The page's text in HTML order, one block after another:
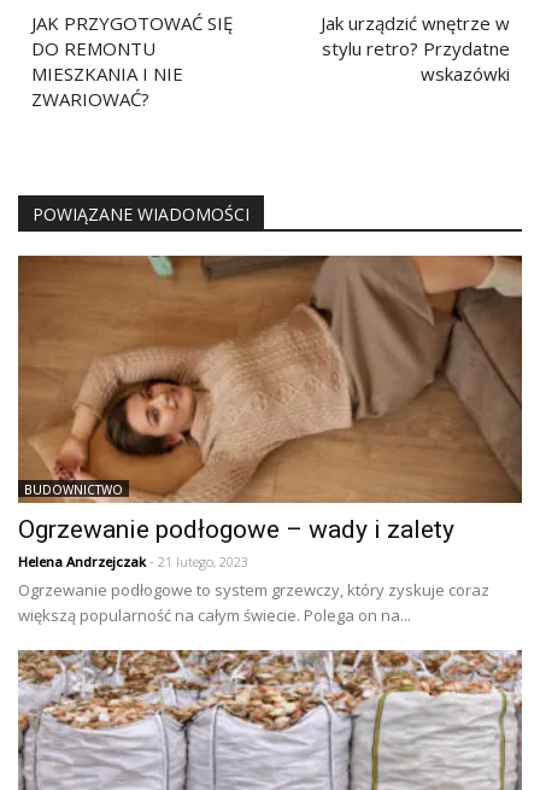
wpisu
JAK PRZYGOTOWAĆ SIĘ
DO REMONTU
MIESZKANIA I NIE
ZWARIOWAĆ?
Jak urządzić wnętrze w
stylu retro? Przydatne
wskazówki
POWIĄZANE WIADOMOŚCI
BUDOWNICTWO
Ogrzewanie podłogowe – wady i zalety
Helena Andrzejczak- 21 lutego, 2023
Ogrzewanie podłogowe to system grzewczy, który zyskuje coraz
większą popularność na całym świecie. Polega on na...